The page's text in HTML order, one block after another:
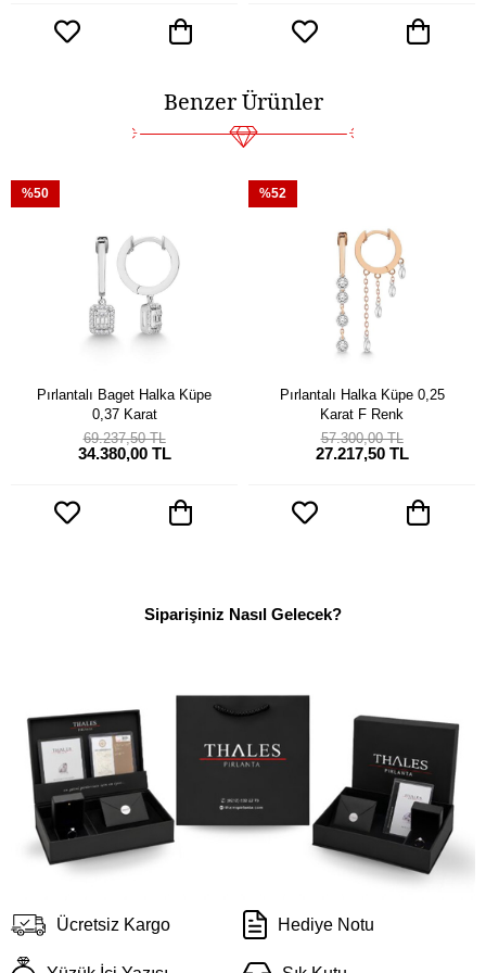
Benzer Ürünler
Pırlantalı Baget Halka Küpe
0,37 Karat
34.380,00 TL
69.237,50 TL
%50
Pırlantalı Halka Küpe 0,25
Karat F Renk
27.217,50 TL
57.300,00 TL
%52
Siparişiniz Nasıl Gelecek?
Ücretsiz Kargo Hediye Notu